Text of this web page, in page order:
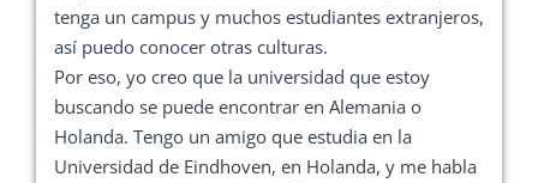
tenga un campus y muchos estudiantes extranjeros,
así puedo conocer otras culturas.
Por eso, yo creo que la universidad que estoy
buscando se puede encontrar en Alemania o
Holanda. Tengo un amigo que estudia en la
Universidad de Eindhoven, en Holanda, y me habla